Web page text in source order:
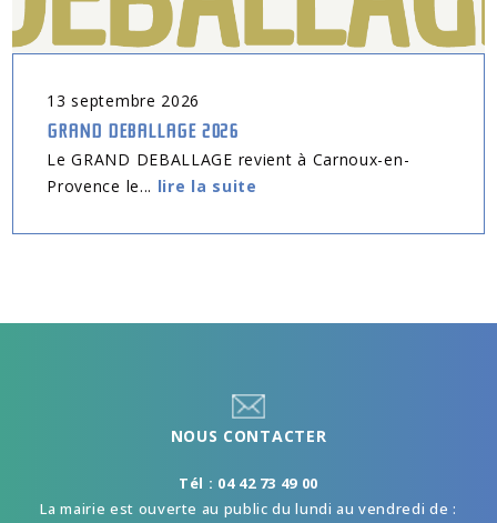
13 septembre 2026
GRAND DEBALLAGE 2026
Le GRAND DEBALLAGE revient à Carnoux-en-
Provence le... lire la suite
NOUS CONTACTER
Tél : 04 42 73 49 00
La mairie est ouverte au public du lundi au vendredi de :